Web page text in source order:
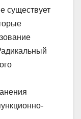
существует